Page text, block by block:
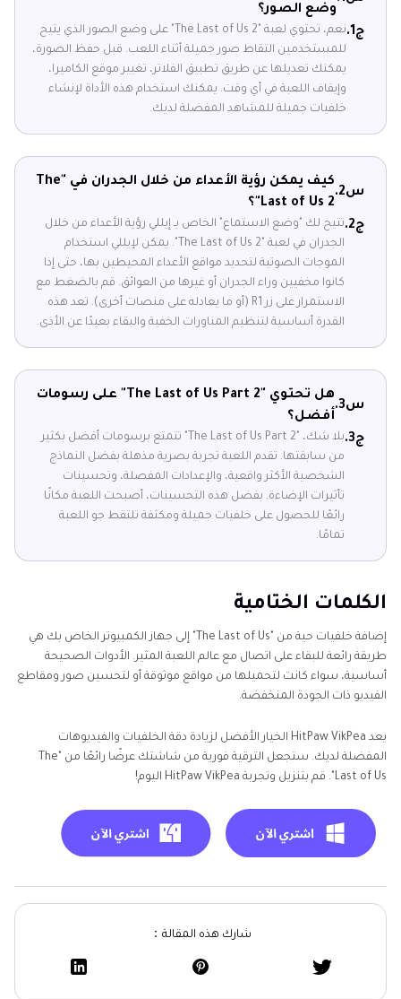
وضع الصور؟
ج1.
نعم، تحتوي لعبة "The Last of Us 2" على وضع الصور الذي يتيح
للمستخدمين التقاط صور جميلة أثناء اللعب. قبل حفظ الصورة،
يمكنك تعديلها عن طريق تطبيق الفلاتر، تغيير موقع الكاميرا،
وإيقاف اللعبة في أي وقت. يمكنك استخدام هذه الأداة لإنشاء
خلفيات جميلة للمشاهد المفضلة لديك.
س2.
كيف يمكن رؤية الأعداء من خلال الجدران في "The
Last of Us 2"؟
ج2.
تتيح لك "وضع الاستماع" الخاص بـ إيللي رؤية الأعداء من خلال
الجدران في لعبة "The Last of Us 2". يمكن لإيللي استخدام
الموجات الصوتية لتحديد مواقع الأعداء المحيطين بها، حتى إذا
كانوا مخفيين وراء الجدران أو غيرها من العوائق. قم بالضغط مع
الاستمرار على زر R1 (أو ما يعادله على منصات أخرى). تعد هذه
القدرة أساسية لتنظيم المناورات الخفية والبقاء بعيدًا عن الأذى.
س3.
هل تحتوي "The Last of Us Part 2" على رسومات
أفضل؟
ج3.
بلا شك، "The Last of Us Part 2" تتمتع برسومات أفضل بكثير
من سابقتها. تقدم اللعبة تجربة بصرية مذهلة بفضل النماذج
الشخصية الأكثر واقعية، والإعدادات المفصلة، وتحسينات
تأثيرات الإضاءة. بفضل هذه التحسينات، أصبحت اللعبة مكانًا
رائعًا للحصول على خلفيات جميلة ومكثفة تلتقط جو اللعبة
تمامًا.
الكلمات الختامية
إضافة خلفيات حية من "The Last of Us" إلى جهاز الكمبيوتر الخاص بك هي
طريقة رائعة للبقاء على اتصال مع عالم اللعبة المثير. الأدوات الصحيحة
أساسية، سواء كانت لتحميلها من مواقع موثوقة أو لتحسين صور ومقاطع
الفيديو ذات الجودة المنخفضة.
يعد HitPaw VikPea الخيار الأفضل لزيادة دقة الخلفيات والفيديوهات
المفضلة لديك. ستجعل الترقية فورية من شاشتك عرضًا رائعًا من "The
Last of Us". قم بتنزيل وتجربة HitPaw VikPea اليوم!
شارك هذه المقالة：